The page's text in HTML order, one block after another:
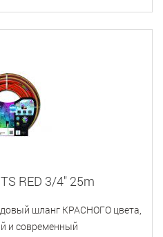
RED 3/4" 25m
шланг КРАСНОГО цвета,
и современный